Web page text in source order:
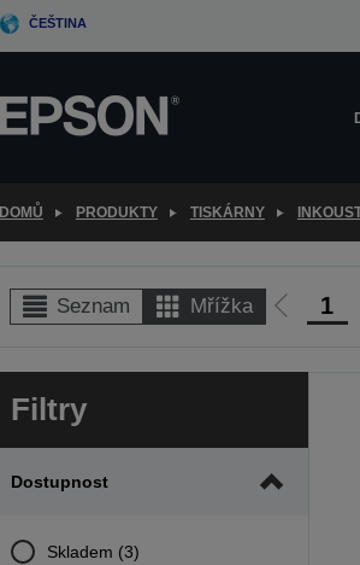
ČEŠTINA
DOMŮ PRODUKTY TISKÁRNY
Seznam Mřížka
Jít
1
Filtry
Dostupnost
Skladem (3)